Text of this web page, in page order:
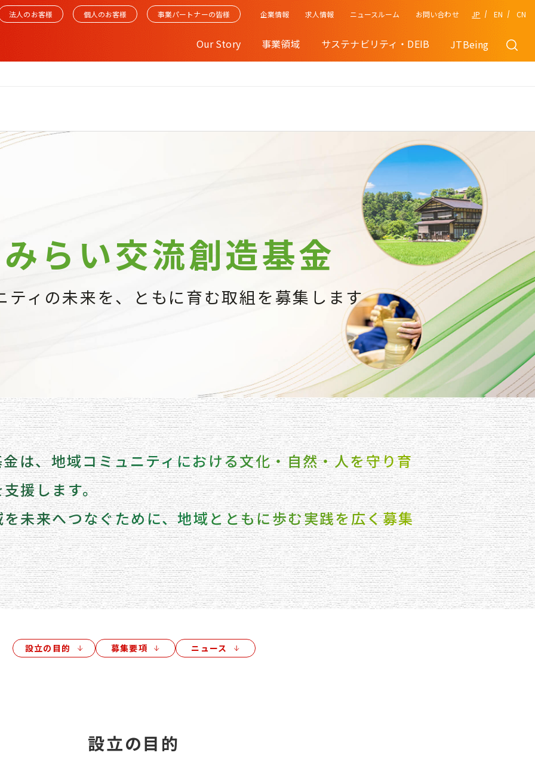
法人のお客様 個人のお客様 事業パートナーの皆様
Our Story 事業領域 サステナビリティ・DEIB JTBeing
企業情報 求人情報 ニュースルーム お問い合わせ JP EN CN
らい交流創造基金
ィの未来を、 ともに育む取組を募集します
は、地域コミュニティにおける文化・自然・人を守り育
援します。
未来へつなぐために、地域とともに歩む実践を広く募集
設立の目的 募集要項 ニュース
設立の目的